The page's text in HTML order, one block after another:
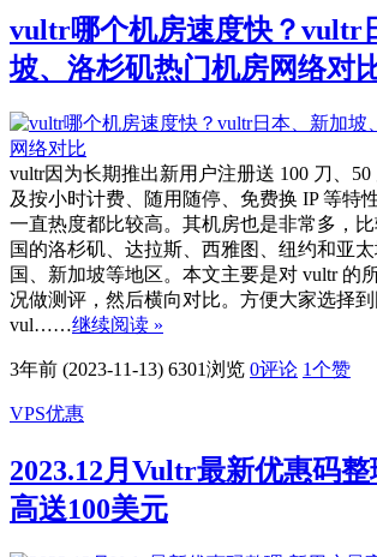
vultr哪个机房速度快？vultr
坡、洛杉矶热门机房网络对
vultr因为长期推出新用户注册送 100 刀、
及按小时计费、随用随停、免费换 IP 等特
一直热度都比较高。其机房也是非常多，
国的洛杉矶、达拉斯、西雅图、纽约和亚
国、新加坡等地区。本文主要是对 vultr 的
况做测评，然后横向对比。方便大家选择
vul……继续阅读 »
3年前 (2023-11-13) 6301浏览 0评论 1个赞
VPS优惠
2023.12月Vultr最新优惠码
高送100美元